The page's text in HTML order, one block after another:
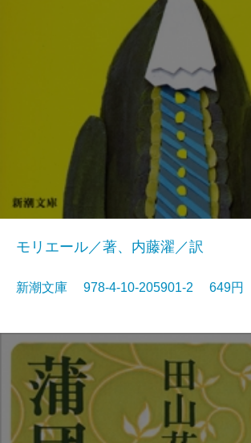
モリエール／著、内藤濯／訳
新潮文庫 978-4-10-205901-2 649円